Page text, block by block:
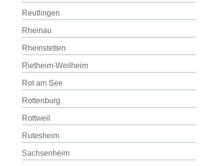
Reutlingen
Rheinau
Rheinstetten
Rietheim-Weilheim
Rot am See
Rottenburg
Rottweil
Rutesheim
Sachsenheim